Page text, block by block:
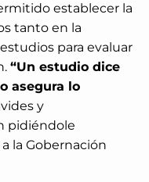
establecer la
tanto en la
para evaluar
“Un estudio dice
asegura lo
y
pidiéndole
la Gobernación